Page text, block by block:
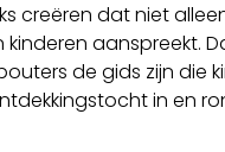
creëren dat niet
aanspreekt.
de gids zijn die
in en